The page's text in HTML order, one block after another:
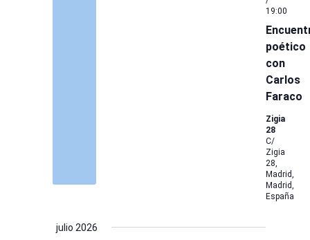
poético
con
Carlos
Faraco
19:00
Zigia
28
C/
Zigia
28,
Madrid,
Madrid,
España
julio 2026